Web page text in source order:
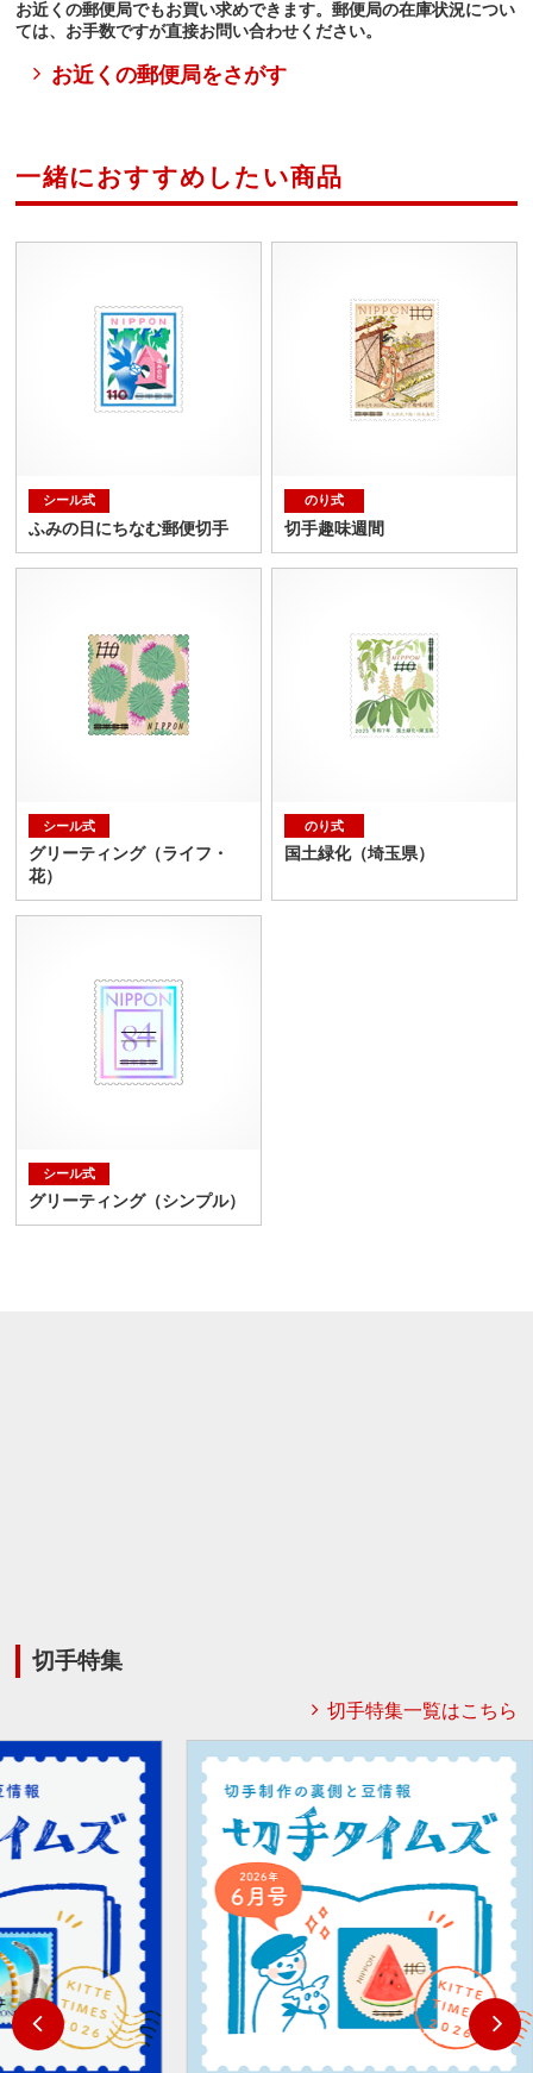
お近くの郵便局でもお買い求めできます。郵便局の在庫状況につい
ては、お手数ですが直接お問い合わせください。
お近くの郵便局をさがす
一緒におすすめしたい商品
シール式
ふみの日にちなむ郵便切手
のり式
切手趣味週間
シール式
グリーティング（ライフ・
花）
のり式
国土緑化（埼玉県）
シール式
グリーティング（シンプル）
切手特集
切手特集一覧はこちら